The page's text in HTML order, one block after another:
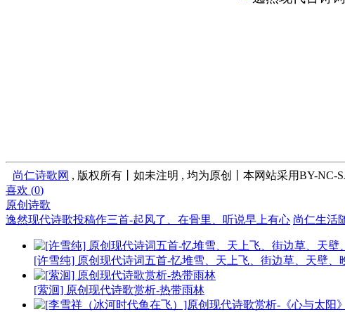
尚仁诗歌网 , 版权所有丨如未注明 , 均为原创丨本网站采用BY-NC-
喜欢 (0)
原创诗歌
逸然现代诗歌投稿作三首-起风了、在骨里、听说早上有心 尚仁生活
[许雪纯] 原创现代诗词五首-忆堆雪、天上飞、街边草、天壁、
[萦洄] 原创现代诗歌赏析-热带雨林